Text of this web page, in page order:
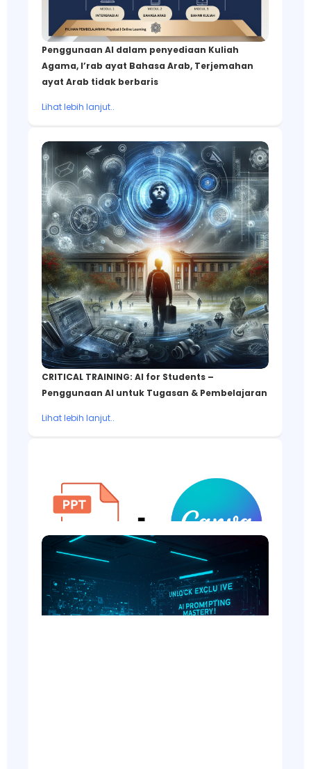
Penggunaan AI dalam penyediaan Kuliah
Agama, I’rab ayat Bahasa Arab, Terjemahan
ayat Arab tidak berbaris
Lihat lebih lanjut..
CRITICAL TRAINING: AI for Students –
Penggunaan AI untuk Tugasan & Pembelajaran
Lihat lebih lanjut..